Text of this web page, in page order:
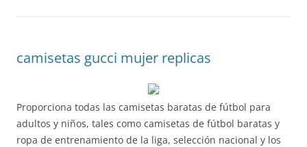
camisetas gucci mujer replicas
Proporciona todas las camisetas baratas de fútbol para
adultos y niños, tales como camisetas de fútbol baratas y
ropa de entrenamiento de la liga, selección nacional y los